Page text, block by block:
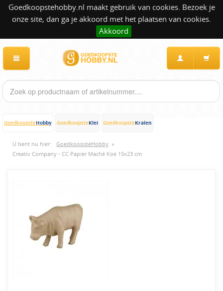
Goedkoopstehobby.nl maakt gebruik van cookies. Bezoek je
onze site, dan ga je akkoord met het plaatsen van cookies.
Akkoord
GoedkoopsteHobby GoedkoopsteKlei GoedkoopsteKralen
U bent nu hier: GoedkoopsteHobby »
Creativ Company - CC Papier Maché Koe 15x23 cm